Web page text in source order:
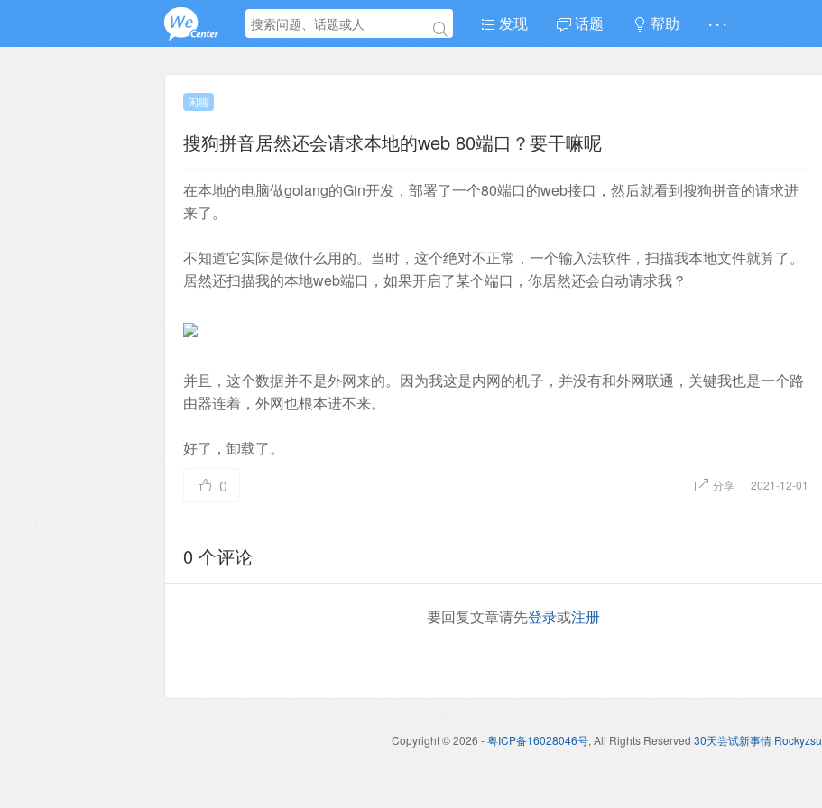
发现 话题 帮助 · · ·
闲聊
搜狗拼音居然还会请求本地的web 80端口？要干嘛呢
在本地的电脑做golang的Gin开发，部署了一个80端口的web接口，然后就看到搜狗拼音的请求进
来了。
不知道它实际是做什么用的。当时，这个绝对不正常，一个输入法软件，扫描我本地文件就算了。
居然还扫描我的本地web端口，如果开启了某个端口，你居然还会自动请求我？
并且，这个数据并不是外网来的。因为我这是内网的机子，并没有和外网联通，关键我也是一个路
由器连着，外网也根本进不来。
好了，卸载了。
0
分享 2021-12-01
0 个评论
要回复文章请先登录或注册
Copyright © 2026 -粤ICP备16028046号, All Rights Reserved 30天尝试新事情 Rockyzsu